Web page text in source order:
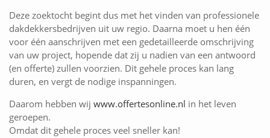
Deze zoektocht begint dus met het vinden van professionele
dakdekkersbedrijven uit uw regio. Daarna moet u hen één
voor één aanschrijven met een gedetailleerde omschrijving
van uw project, hopende dat zij u nadien van een antwoord
(en offerte) zullen voorzien. Dit gehele proces kan lang
duren, en vergt de nodige inspanningen.
Daarom hebben wij www.offertesonline.nl in het leven
geroepen.
Omdat dit gehele proces veel sneller kan!